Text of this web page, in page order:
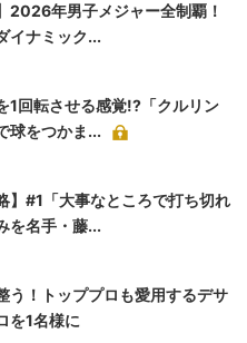
2026年男子メジャー全制覇！
イナミック...
1回転させる感覚!?「クルリン
球をつかま...
】#1「大事なところで打ち切れ
を名手・藤...
う！トッププロも愛用するデサ
を1名様に